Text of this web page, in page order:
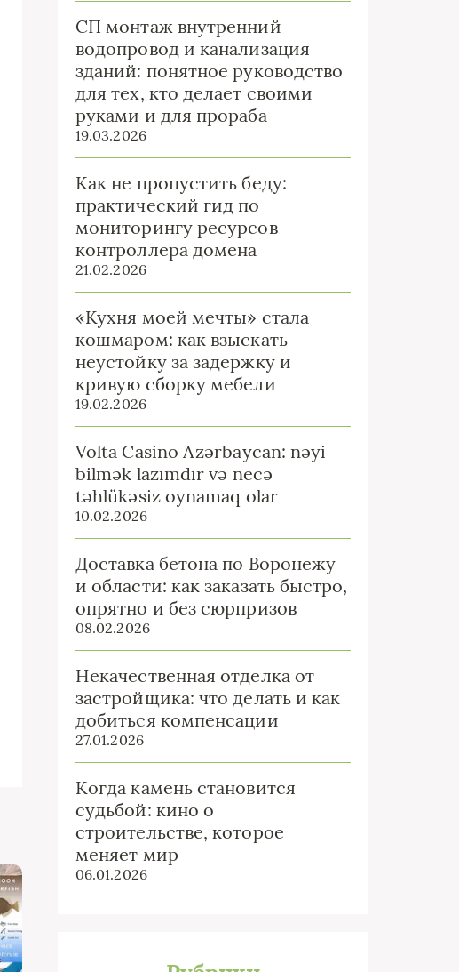
СП монтаж внутренний
водопровод и канализация
зданий: понятное руководство
для тех, кто делает своими
руками и для прораба
19.03.2026
Как не пропустить беду:
практический гид по
мониторингу ресурсов
контроллера домена
21.02.2026
«Кухня моей мечты» стала
кошмаром: как взыскать
неустойку за задержку и
кривую сборку мебели
19.02.2026
Volta Casino Azərbaycan: nəyi
bilmək lazımdır və necə
təhlükəsiz oynamaq olar
10.02.2026
Доставка бетона по Воронежу
и области: как заказать быстро,
опрятно и без сюрпризов
08.02.2026
Некачественная отделка от
застройщика: что делать и как
добиться компенсации
27.01.2026
Когда камень становится
судьбой: кино о
строительстве, которое
меняет мир
06.01.2026